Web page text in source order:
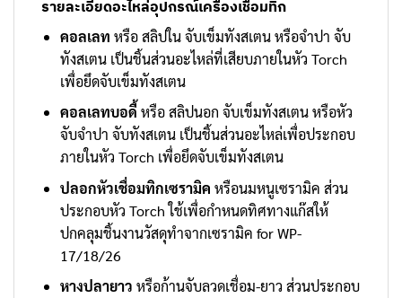
รายละเอียดอะไหล่อุปกรณ์เครื่องเชื่อมทิก
คอลเลท หรือ สลิปใน จับเข็มทังสเตน หรือจำปา จับ
ทังสเตน เป็นชิ้นส่วนอะไหล่ที่เสียบภายในหัว Torch
เพื่อยึดจับเข็มทังสเตน
คอลเลทบอดี้ หรือ สลิปนอก จับเข็มทังสเตน หรือหัว
จับจำปา จับทังสเตน เป็นชิ้นส่วนอะไหล่เพื่อประกอบ
ภายในหัว Torch เพื่อยึดจับเข็มทังสเตน
ปลอกหัวเชื่อมทิกเซรามิค หรือนมหนูเซรามิค ส่วน
ประกอบหัว Torch ใช้เพื่อกำหนดทิศทางแก๊สให้
ปกคลุมชิ้นงานวัสดุทำจากเซรามิค for WP-
17/18/26
หางปลายาว หรือก้านจับลวดเชื่อม-ยาว ส่วนประกอบ